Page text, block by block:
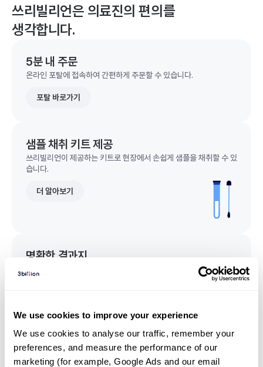
We use cookies to improve your experience
We use cookies to analyse our traffic, remember your
preferences, and measure the performance of our
marketing (for example, Google Ads and our email
쓰리빌리언은 의료진의 편의를
생각합니다.
5분 내 주문
온라인 포탈에 접속하여 간편하게 주문할 수 있습니다.
포탈 바로가기
샘플 채취 키트 제공
쓰리빌리언이 제공하는 키트로 현장에서 손쉽게 샘플을 채취할 수 있
습니다.
더 알아보기
명확한 결과지
임상유전학팀과 소통
궁금한 점을 임상유전학팀과 직접 논의 할 수 있습니다.